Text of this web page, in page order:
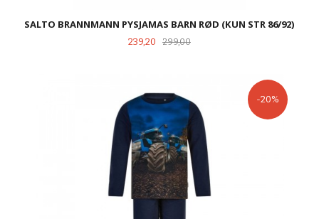
SALTO BRANNMANN PYSJAMAS BARN RØD (KUN STR 86/92)
Tilbud
239,20 299,00Rabatt
-20%